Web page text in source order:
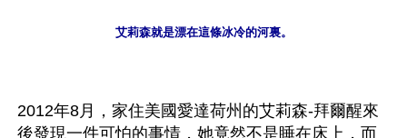
艾莉森就是漂在這條冰冷的河裏。
2012年8月，家住美國愛達荷州的艾莉森-拜爾醒來
後發現一件可怕的事情，她竟然不是睡在床上，而